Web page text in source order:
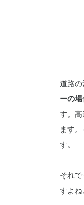
道路の
ーの
す。高
ます。
す。
それ
すよね